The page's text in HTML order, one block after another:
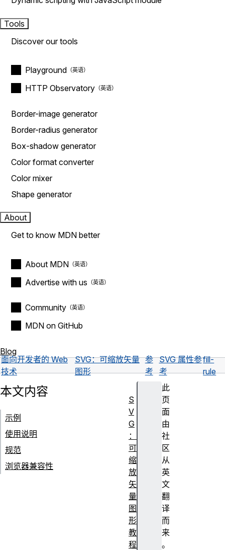
Tools
Discover our tools
Playground
HTTP Observatory
Border-image generator
Border-radius generator
Box-shadow generator
Color format converter
Color mixer
Shape generator
About
Get to know MDN better
About MDN
Advertise with us
Community
MDN on GitHub
Blog
面向开发者的 Web
技术
SVG：可缩放矢量
图形
参
考
SVG 属性参
考
fill-
rule
此
页
面
由
社
区
从
英
文
翻
译
而
来
。
本文内容
示例
使用说明
规范
浏览器兼容性
S
V
G
：
可
缩
放
矢
量
图
形
教
程